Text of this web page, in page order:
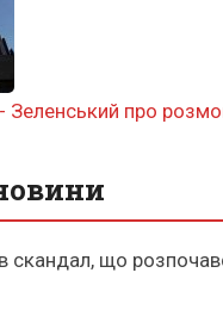
Зеленський про
що